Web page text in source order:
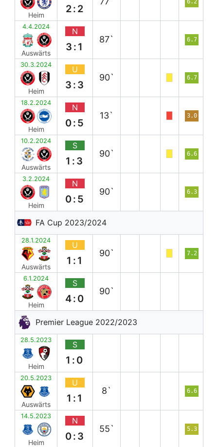
Heim
2:2
4.4.2024
Auswärts
N
3:1
87` 6.7
30.3.2024
Heim
U
3:3
90` 6.7
18.2.2024
Heim
N
0:5
13` 3.0
10.2.2024
Auswärts
S
1:3
90` 6.6
3.2.2024
Heim
N
0:5
90` 6.3
FA Cup 2023/2024
28.1.2024
Auswärts
U
1:1
90` 7.2
6.1.2024
Heim
S
4:0
90`
Premier League 2022/2023
28.5.2023
Heim
S
1:0
20.5.2023
Auswärts
U
1:1
8` 6.6
14.5.2023
Heim
N
0:3
55` 5.3